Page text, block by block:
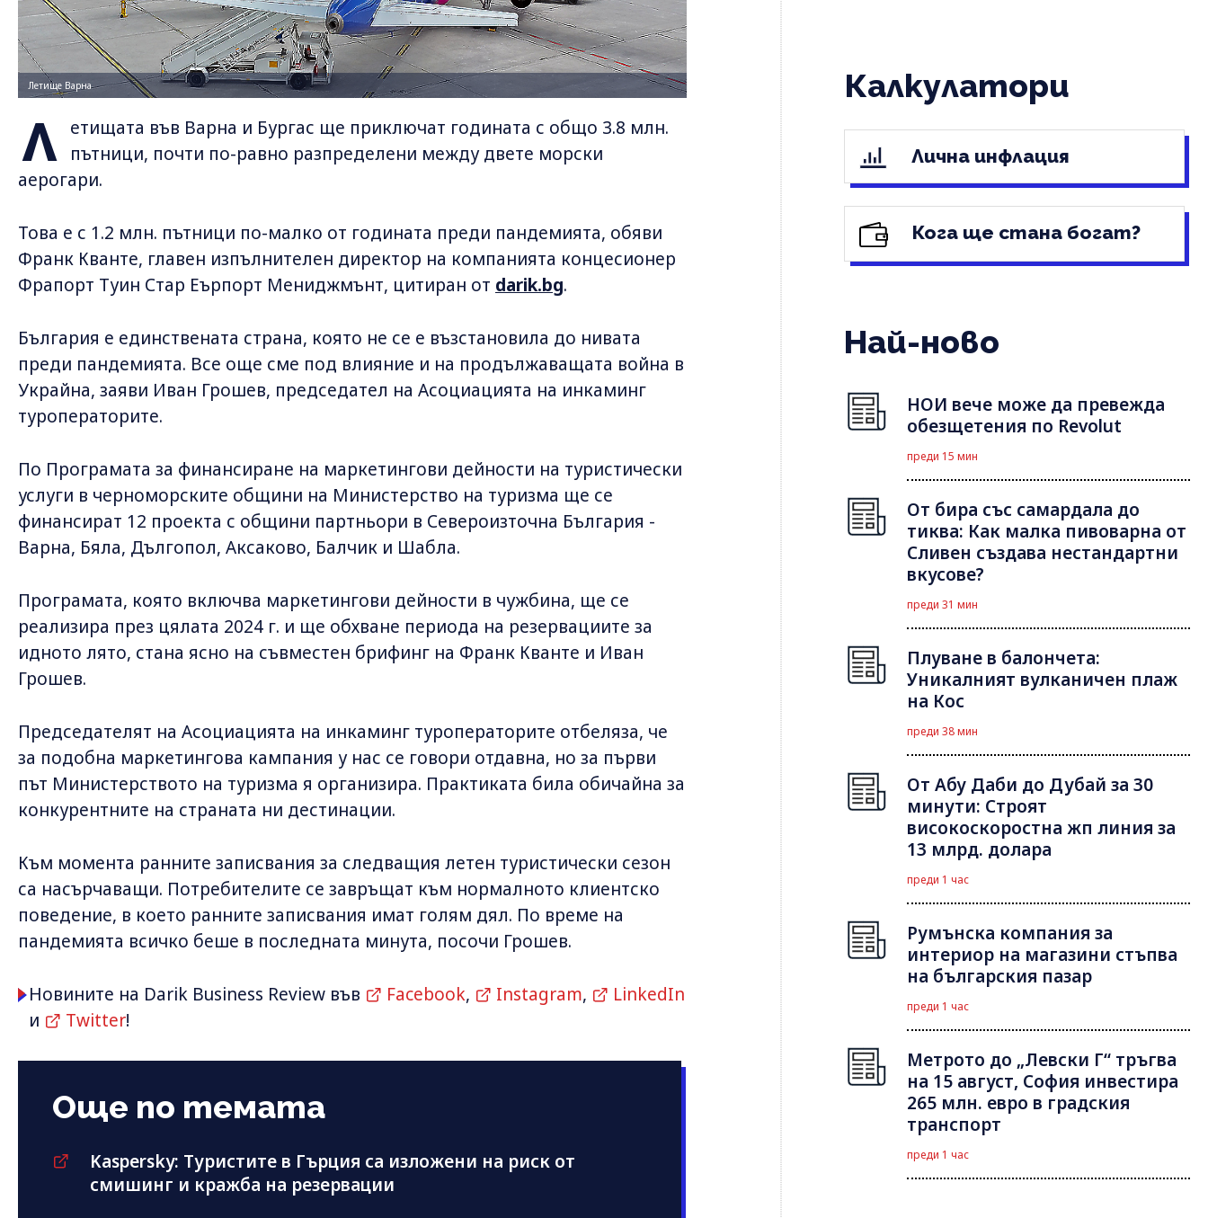
Летище Варна
Л етищата във Варна и Бургас ще приключат годината с общо 3.8 млн.
пътници, почти по-равно разпределени между двете морски
аерогари.
Това е с 1.2 млн. пътници по-малко от годината преди пандемията, обяви
Франк Кванте, главен изпълнителен директор на компанията концесионер
Фрапорт Туин Стар Еърпорт Мениджмънт, цитиран от darik.bg.
България е единствената страна, която не се е възстановила до нивата
преди пандемията. Все още сме под влияние и на продължаващата война в
Украйна, заяви Иван Грошев, председател на Асоциацията на инкаминг
туроператорите.
По Програмата за финансиране на маркетингови дейности на туристически
услуги в черноморските общини на Министерство на туризма ще се
финансират 12 проекта с общини партньори в Североизточна България -
Варна, Бяла, Дългопол, Аксаково, Балчик и Шабла.
Програмата, която включва маркетингови дейности в чужбина, ще се
реализира през цялата 2024 г. и ще обхване периода на резервациите за
идното лято, стана ясно на съвместен брифинг на Франк Кванте и Иван
Грошев.
Председателят на Асоциацията на инкаминг туроператорите отбеляза, че
за подобна маркетингова кампания у нас се говори отдавна, но за първи
път Министерството на туризма я организира. Практиката била обичайна за
конкурентните на страната ни дестинации.
Към момента ранните записвания за следващия летен туристически сезон
са насърчаващи. Потребителите се завръщат към нормалното клиентско
поведение, в което ранните записвания имат голям дял. По време на
пандемията всичко беше в последната минута, посочи Грошев.
Новините на Darik Business Review във Facebook, Instagram,
LinkedIn
и
Twitter!
Още по темата
Kaspersky: Туристите в Гърция са изложени на риск от
смишинг и кражба на резервации
Калкулатори
Лична инфлация
Кога ще стана богат?
Най-ново
НОИ вече може да превежда
обезщетения по Revolut
преди 15 мин
От бира със самардала до
тиква: Как малка пивоварна от
Сливен създава нестандартни
вкусове?
преди 31 мин
Плуване в балончета:
Уникалният вулканичен плаж
на Кос
преди 38 мин
От Абу Даби до Дубай за 30
минути: Строят
високоскоростна жп линия за
13 млрд. долара
преди 1 час
Румънска компания за
интериор на магазини стъпва
на българския пазар
преди 1 час
Метрото до „Левски Г“ тръгва
на 15 август, София инвестира
265 млн. евро в градския
транспорт
преди 1 час